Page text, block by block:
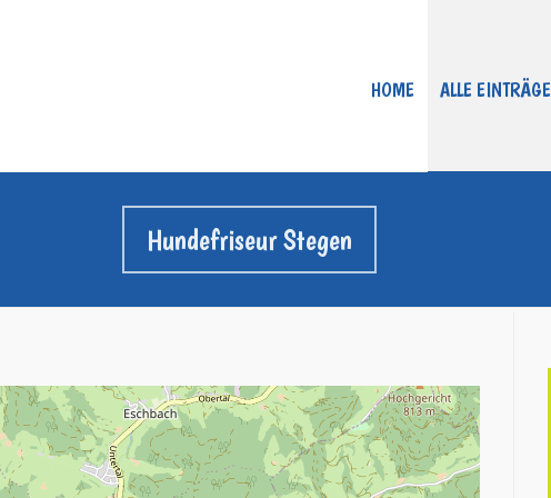
HOME ALLE EINTRÄGE
Hundefriseur Stegen